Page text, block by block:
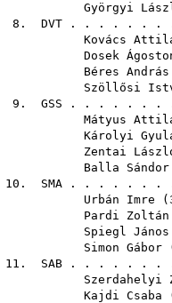
Györgyi
8. DVT . . . . . . . .
Kovács
Dosek
Béres András
Szöllősi
9. GSS . . . . . . . .
Mátyus
Károlyi
Zentai
Balla Sándor
10. SMA . . . . . . . .
Urbán Imre (
Pardi Zoltán
Spiegl János
Simon Gábor
11. SAB . . . . . . . .
Szerdahelyi
Kajdi Csaba